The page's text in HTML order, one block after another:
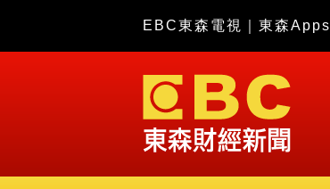
EBC東森電視 東森Apps